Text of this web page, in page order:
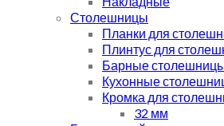
Столешницы
Планки для
Плинтус для
Барные
Кухонные
Кромка для
32 мм